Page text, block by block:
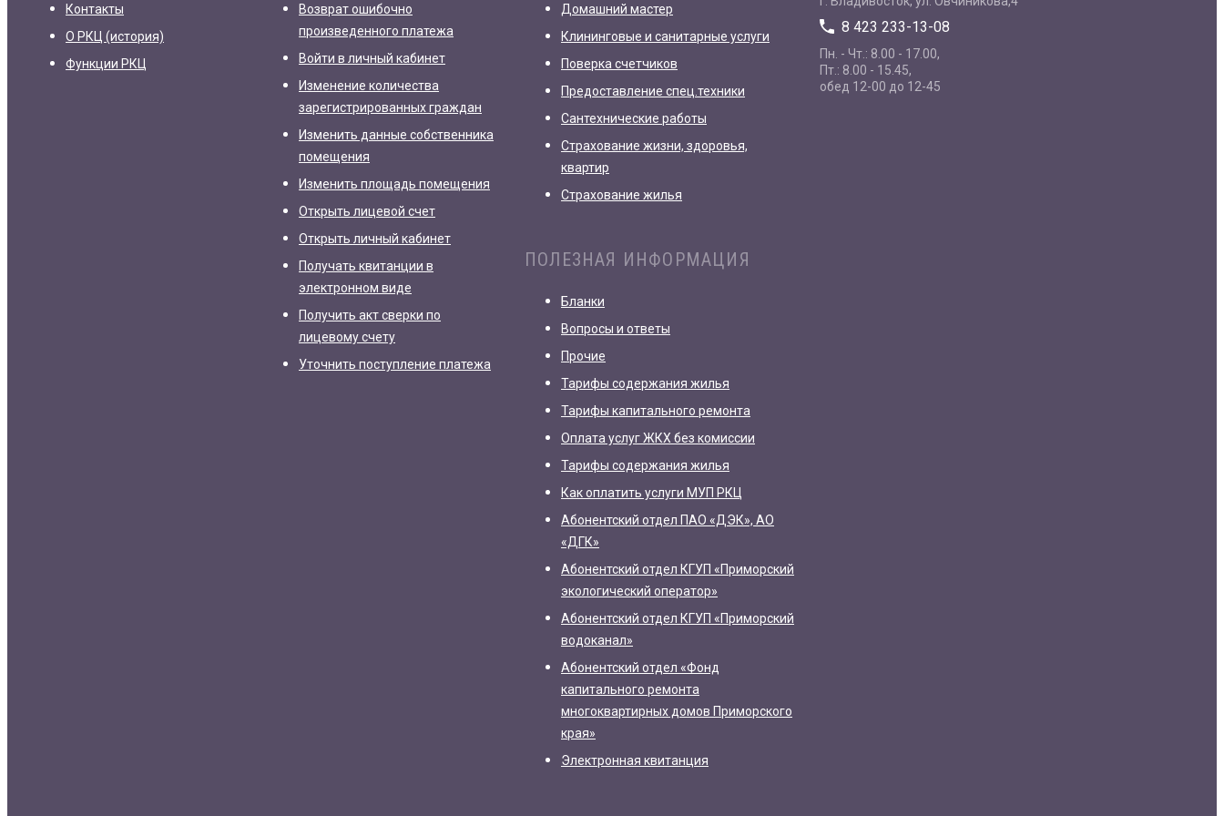
Контакты
О РКЦ (история)
Функции РКЦ
Возврат ошибочно
произведенного платежа
Войти в личный кабинет
Изменение количества
зарегистрированных граждан
Изменить данные собственника
помещения
Изменить площадь помещения
Открыть лицевой счет
Открыть личный кабинет
Получать квитанции в
электронном виде
Получить акт сверки по
лицевому счету
Уточнить поступление платежа
Домашний мастер
Клининговые и санитарные услуги
Поверка счетчиков
Предоставление спец.техники
Сантехнические работы
Страхование жизни, здоровья,
квартир
Страхование жилья
ПОЛЕЗНАЯ ИНФОРМАЦИЯ
Бланки
Вопросы и ответы
Прочие
Тарифы содержания жилья
Тарифы капитального ремонта
Оплата услуг ЖКХ без комиссии
Тарифы содержания жилья
Как оплатить услуги МУП РКЦ
Абонентский отдел ПАО «ДЭК», АО
«ДГК»
Абонентский отдел КГУП «Приморский
экологический оператор»
Абонентский отдел КГУП «Приморский
водоканал»
Абонентский отдел «Фонд
капитального ремонта
многоквартирных домов Приморского
края»
Электронная квитанция
8 423 233-13-08
Пн. - Чт.: 8.00 - 17.00,
Пт.: 8.00 - 15.45,
обед 12-00 до 12-45